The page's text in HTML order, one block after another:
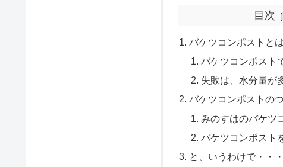
目次
バケツコンポストと
バケツコンポスト
失敗は、水分量が
バケツコンポストの
みのすはのバケツ
バケツコンポスト
と、いうわけで・・・